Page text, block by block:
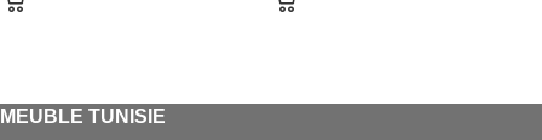
MEUBLE TUNISIE